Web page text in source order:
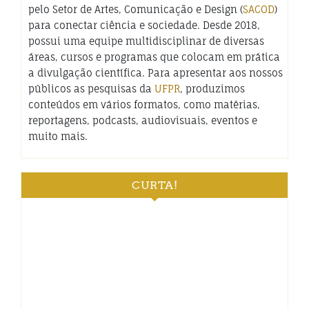
pelo Setor de Artes, Comunicação e Design (SACOD)
para conectar ciência e sociedade. Desde 2018,
possui uma equipe multidisciplinar de diversas
áreas, cursos e programas que colocam em prática
a divulgação científica. Para apresentar aos nossos
públicos as pesquisas da UFPR, produzimos
conteúdos em vários formatos, como matérias,
reportagens, podcasts, audiovisuais, eventos e
muito mais.
CURTA!